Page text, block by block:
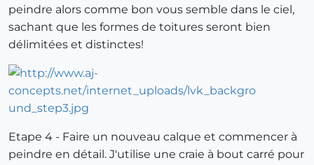
peindre alors comme bon vous semble dans le ciel,
sachant que les formes de toitures seront bien
délimitées et distinctes!
Etape 4 - Faire un nouveau calque et commencer à
peindre en détail. J'utilise une craie à bout carré pour